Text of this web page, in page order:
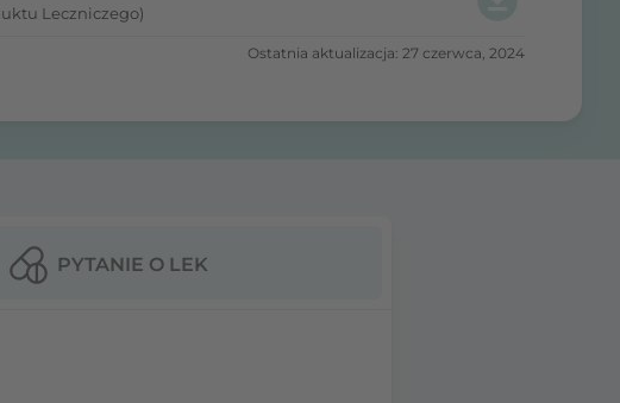
Leczniczego)
Ostatnia aktualizacja: 27 czerwca, 2024
PYTANIE O LEK